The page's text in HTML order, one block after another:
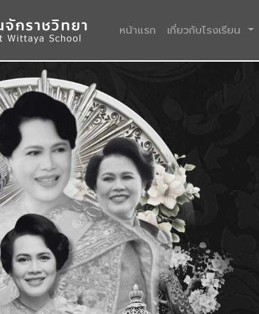
หน้าแรก (current)
เกี่ยวกับโรงเรียน